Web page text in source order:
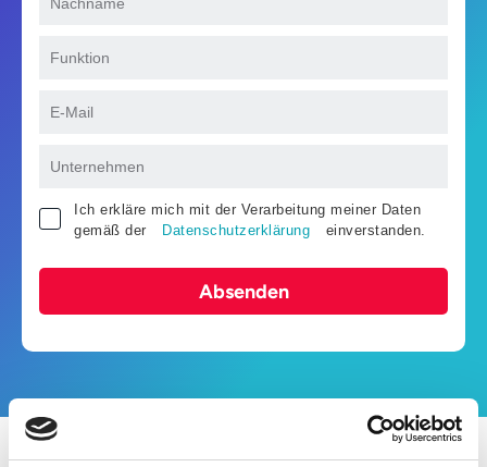
Ich erkläre mich mit der Verarbeitung meiner Daten
gemäß der
Datenschutzerklärung einverstanden.
Absenden